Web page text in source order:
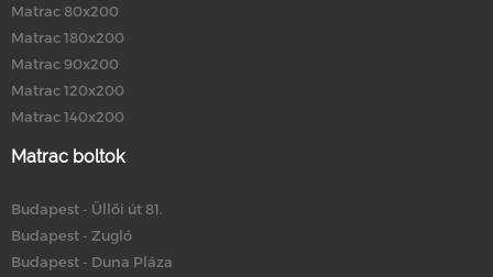
Matrac 80x200
Matrac 180x200
Matrac 90x200
Matrac 120x200
Matrac 140x200
Matrac boltok
Budapest - Üllői út 81.
Budapest - Zugló
Budapest - Duna Pláza